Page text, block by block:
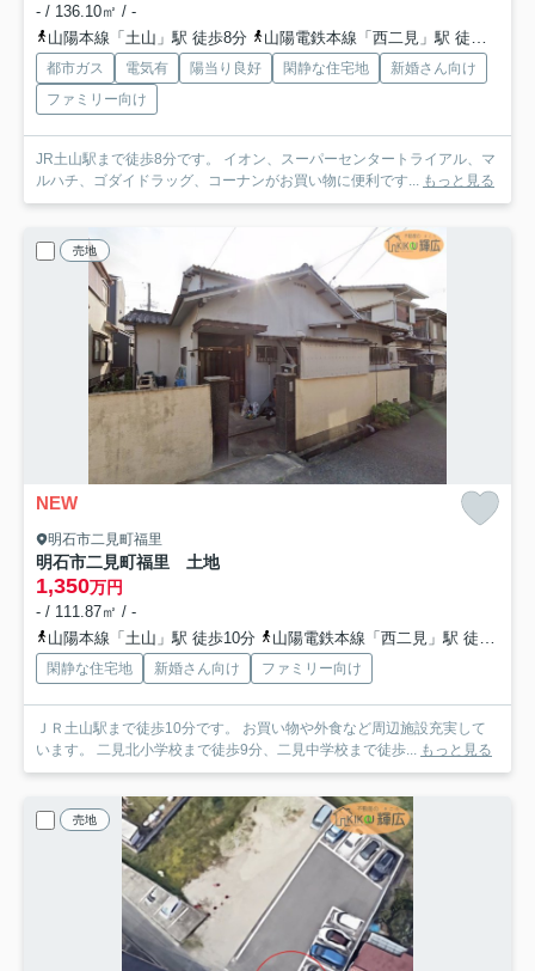
- / 136.10㎡ / -
山陽本線「土山」駅 徒歩8分
山陽電鉄本線「西二見」駅 徒歩28分
都市ガス 電気有 陽当り良好 閑静な住宅地
新婚さん向け
ファミリー向け
JR土山駅まで徒歩8分です。 イオン、スーパーセンタートライアル、マ
ルハチ、ゴダイドラッグ、コーナンがお買い物に便利です... もっと見る
売地
NEW
明石市二見町福里
明石市二見町福里 土地
1,350万円
- / 111.87㎡ / -
山陽本線「土山」駅 徒歩10分
山陽電鉄本線「西二見」駅 徒歩28分
閑静な住宅地 新婚さん向け ファミリー向け
ＪＲ土山駅まで徒歩10分です。 お買い物や外食など周辺施設充実して
います。 二見北小学校まで徒歩9分、二見中学校まで徒歩... もっと見る
売地